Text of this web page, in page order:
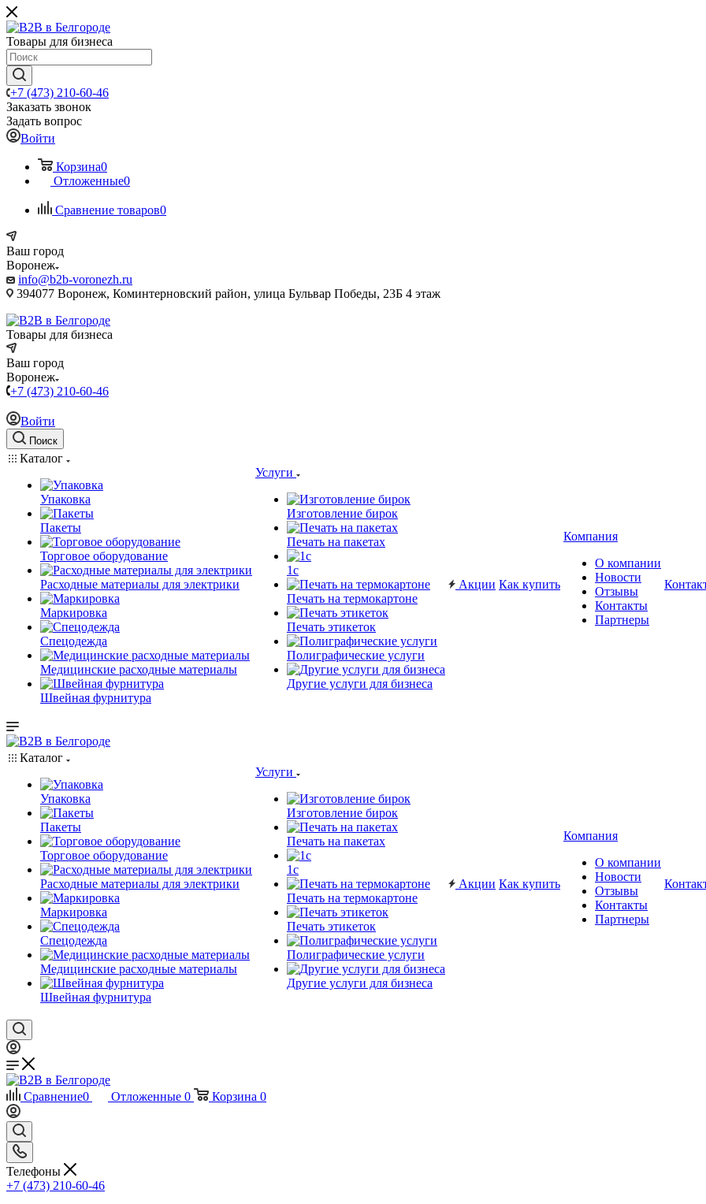
Товары для бизнеса
+7 (473) 210-60-46
Заказать звонок
Задать вопрос
Войти
Корзина0
Отложенные0
Сравнение товаров0
Ваш город
Воронеж
info@b2b-voronezh.ru
394077 Воронеж, Коминтерновский район, улица Бульвар Победы, 23Б​ 4 этаж
Товары для бизнеса
Ваш город
Воронеж
+7 (473) 210-60-46
Войти
Поиск
Каталог
Упаковка
Пакеты
Торговое оборудование
Расходные материалы для электрики
Маркировка
Спецодежда
Медицинские расходные материалы
Швейная фурнитура
Услуги
Изготовление бирок
Печать на пакетах
1c
Печать на термокартоне
Печать этикеток
Полиграфические услуги
Другие услуги для бизнеса
Акции Как купить
Компания
О компании
Новости
Отзывы
Контакты
Партнеры
Каталог
Упаковка
Пакеты
Торговое оборудование
Расходные материалы для электрики
Маркировка
Спецодежда
Медицинские расходные материалы
Швейная фурнитура
Услуги
Изготовление бирок
Печать на пакетах
1c
Печать на термокартоне
Печать этикеток
Полиграфические услуги
Другие услуги для бизнеса
Акции Как купить
Компания
О компании
Новости
Отзывы
Контакты
Партнеры
Сравнение0 Отложенные 0 Корзина 0
Телефоны
+7 (473) 210-60-46